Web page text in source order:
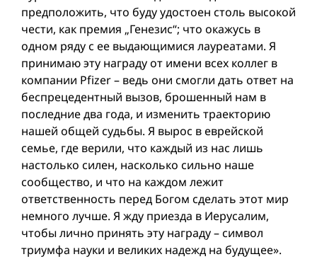
предположить, что буду удостоен столь высокой
чести, как премия „Генезис“; что окажусь в
одном ряду с ее выдающимися лауреатами. Я
принимаю эту награду от имени всех коллег в
компании Pfizer – ведь они смогли дать ответ на
беспрецедентный вызов, брошенный нам в
последние два года, и изменить траекторию
нашей общей судьбы. Я вырос в еврейской
семье, где верили, что каждый из нас лишь
настолько силен, насколько сильно наше
сообщество, и что на каждом лежит
ответственность перед Богом сделать этот мир
немного лучше. Я жду приезда в Иерусалим,
чтобы лично принять эту награду – символ
триумфа науки и великих надежд на будущее».